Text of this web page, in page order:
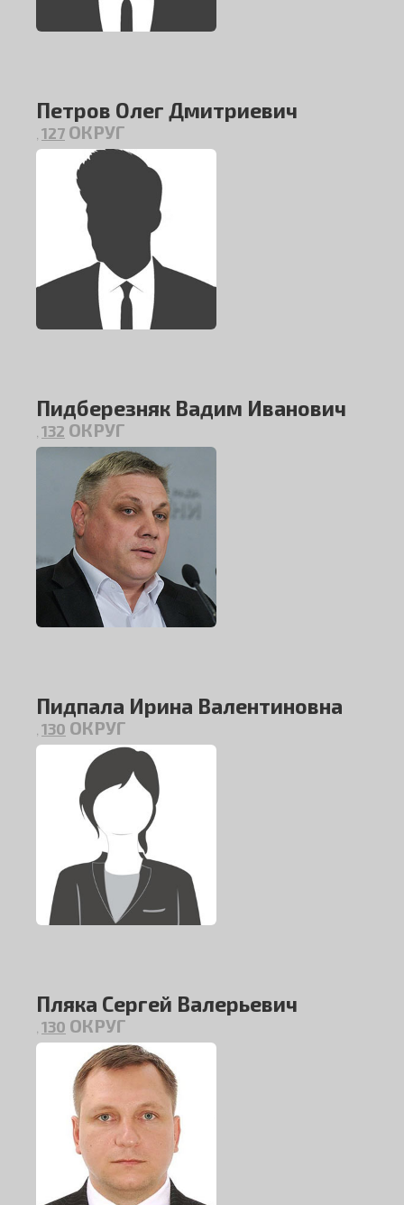
Петров Олег Дмитриевич
127 ОКРУГ
Пидберезняк Вадим Иванович
132 ОКРУГ
Пидпала Ирина Валентиновна
130 ОКРУГ
Пляка Сергей Валерьевич
130 ОКРУГ